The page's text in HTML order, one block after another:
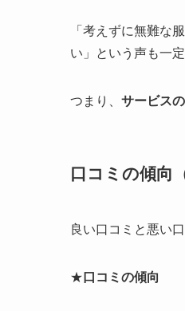
「考えずに無難な
い」という声も一
つまり、 サービス
口コミの傾向
良い口コミと悪い
★ 口コミの傾向